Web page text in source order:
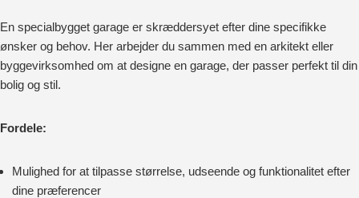
En specialbygget garage er skræddersyet efter dine specifikke
ønsker og behov. Her arbejder du sammen med en arkitekt eller
byggevirksomhed om at designe en garage, der passer perfekt til din
bolig og stil.
Fordele:
Mulighed for at tilpasse størrelse, udseende og funktionalitet efter
dine præferencer